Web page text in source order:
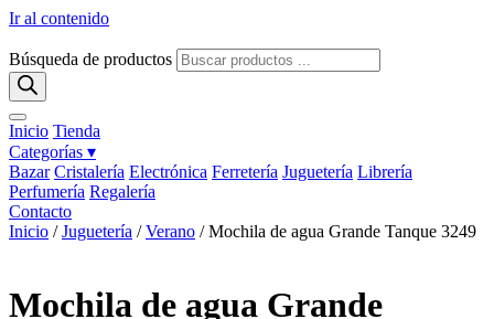
Ir al contenido
Búsqueda de productos
Inicio Tienda
Categorías ▾
Bazar Cristalería Electrónica Ferretería Juguetería Librería
Perfumería Regalería
Contacto
Inicio /Juguetería /Verano / Mochila de agua Grande Tanque 3249
Mochila de agua Grande